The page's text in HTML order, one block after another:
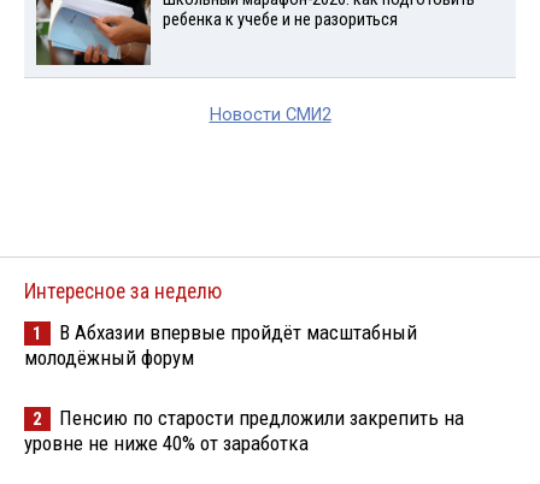
ребенка к учебе и не разориться
Новости СМИ2
Интересное за неделю
1
В Абхазии впервые пройдёт масштабный
молодёжный форум
2
Пенсию по старости предложили закрепить на
уровне не ниже 40% от заработка